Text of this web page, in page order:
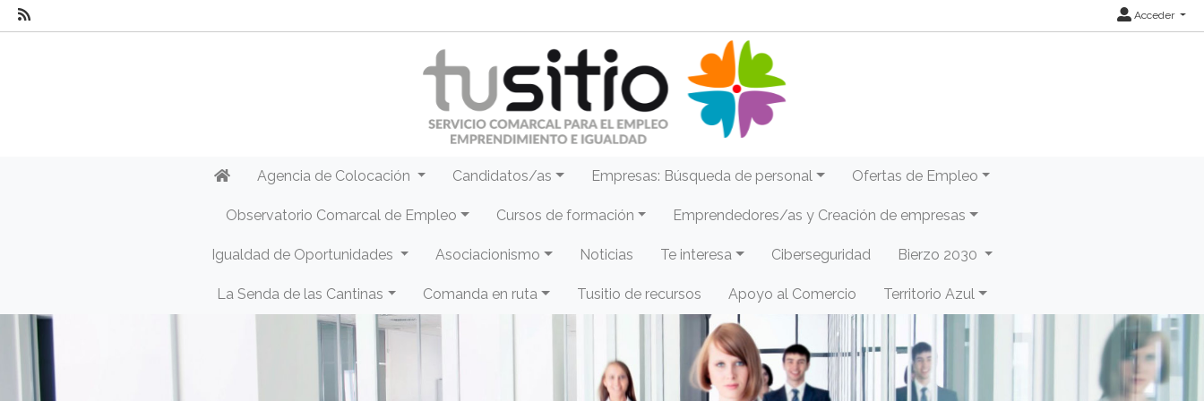
Acceder
Agencia de Colocación Candidatos/as Empresas: Búsqueda de personal Ofertas de Empleo
Observatorio Comarcal de Empleo Cursos de formación Emprendedores/as y Creación de empresas
Igualdad de Oportunidades Asociacionismo Noticias Te interesa Ciberseguridad Bierzo 2030
La Senda de las Cantinas Comanda en ruta Tusitio de recursos Apoyo al Comercio Territorio Azul